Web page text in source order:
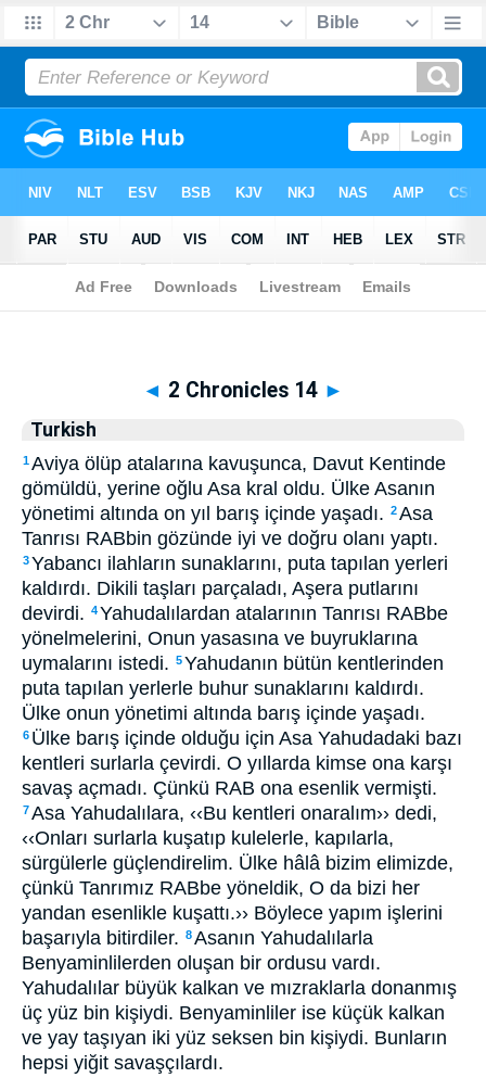
Biblia > Turkish> 2 Chronicles 14
◄ 2 Chronicles 14 ►
Turkish
1Aviya ölüp atalarına kavuşunca, Davut Kentinde
gömüldü, yerine oğlu Asa kral oldu. Ülke Asanın
yönetimi altında on yıl barış içinde yaşadı. 2Asa
Tanrısı RABbin gözünde iyi ve doğru olanı yaptı.
3Yabancı ilahların sunaklarını, puta tapılan yerleri
kaldırdı. Dikili taşları parçaladı, Aşera putlarını
devirdi. 4Yahudalılardan atalarının Tanrısı RABbe
yönelmelerini, Onun yasasına ve buyruklarına
uymalarını istedi. 5Yahudanın bütün kentlerinden
puta tapılan yerlerle buhur sunaklarını kaldırdı.
Ülke onun yönetimi altında barış içinde yaşadı.
6 Ülke barış içinde olduğu için Asa Yahudadaki bazı
kentleri surlarla çevirdi. O yıllarda kimse ona karşı
savaş açmadı. Çünkü RAB ona esenlik vermişti.
7Asa Yahudalılara, ‹‹Bu kentleri onaralım›› dedi,
‹‹Onları surlarla kuşatıp kulelerle, kapılarla,
sürgülerle güçlendirelim. Ülke hâlâ bizim elimizde,
çünkü Tanrımız RABbe yöneldik, O da bizi her
yandan esenlikle kuşattı.›› Böylece yapım işlerini
başarıyla bitirdiler. 8Asanın Yahudalılarla
Benyaminlilerden oluşan bir ordusu vardı.
Yahudalılar büyük kalkan ve mızraklarla donanmış
üç yüz bin kişiydi. Benyaminliler ise küçük kalkan
ve yay taşıyan iki yüz seksen bin kişiydi. Bunların
hepsi yiğit savaşçılardı.